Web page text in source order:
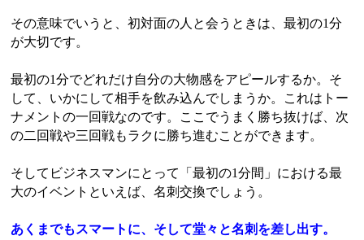
その意味でいうと、初対面の人と会うときは、最初の1分
が大切です。
最初の1分でどれだけ自分の大物感をアピールするか。そ
して、いかにして相手を飲み込んでしまうか。これはトー
ナメントの一回戦なのです。ここでうまく勝ち抜けば、次
の二回戦や三回戦もラクに勝ち進むことができます。
そしてビジネスマンにとって「最初の1分間」における最
大のイベントといえば、名刺交換でしょう。
あくまでもスマートに、そして堂々と名刺を差し出す。